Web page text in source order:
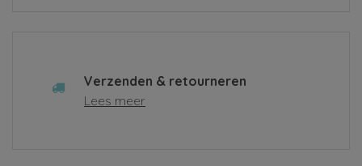
Verzenden & retourneren
Lees meer